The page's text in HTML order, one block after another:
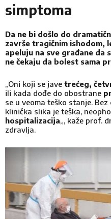
simptoma
Da ne bi došlo do
završe tragičnim ishodom,
apeluju na sve građane da
ne čekaju da bolest sama
„Oni koji se jave trećeg,
ili kada dođe do obostrane
se u veoma teško stanje.
klinička slika je teška,
hospitalizacija„, kaže prof.
zdravlja.